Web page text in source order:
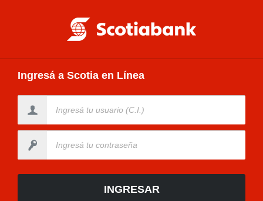
Ingresá a Scotia en Línea
Ingresá tu usuario (C.I.)
Ingresá tu contraseña
INGRESAR